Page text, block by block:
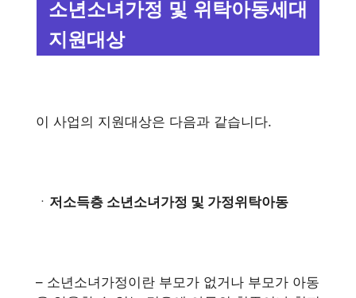
소년소녀가정 및 위탁아동세대
지원대상
이 사업의 지원대상은 다음과 같습니다.
ㆍ 저소득층 소년소녀가정 및 가정위탁아동
– 소년소녀가정이란 부모가 없거나 부모가 아동